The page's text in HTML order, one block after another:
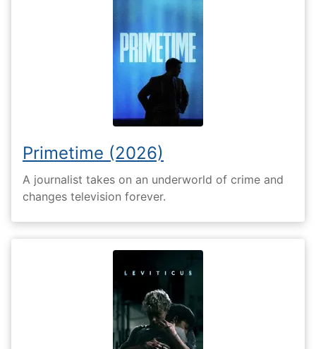
Primetime (2026)
A journalist takes on an underworld of crime and
changes television forever.